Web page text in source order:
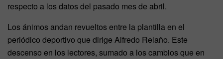
respecto a los datos del pasado mes de abril.
Los ánimos andan revueltos entre la plantilla en el
periódico deportivo que dirige Alfredo Relaño. Este
descenso en los lectores, sumado a los cambios que en